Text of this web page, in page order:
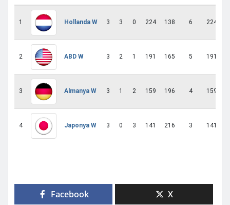
1 Hollanda W 3 3 0 224 138 6 224 -
2 ABD W 3 2 1 191 165 5 191 -
3 Almanya W 3 1 2 159 196 4 159 -
4 Japonya W 3 0 3 141 216 3 141 -
Facebook X